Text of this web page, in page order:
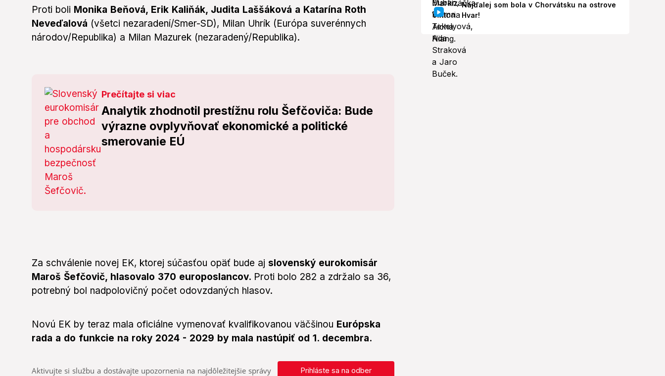
Proti boli Monika Beňová, Erik Kaliňák, Judita Laššáková a Katarína Roth
Neveďalová (všetci nezaradení/Smer-SD), Milan Uhrík (Európa suverénnych
národov/Republika) a Milan Mazurek (nezaradený/Republika).
Prečítajte si viac
Analytik zhodnotil prestížnu rolu Šefčoviča: Bude
výrazne ovplyvňovať ekonomické a politické
smerovanie EÚ
Za schválenie novej EK, ktorej súčasťou opäť bude aj slovenský eurokomisár
Maroš Šefčovič, hlasovalo 370 europoslancov. Proti bolo 282 a zdržalo sa 36,
potrebný bol nadpolovičný počet odovzdaných hlasov.
Novú EK by teraz mala oficiálne vymenovať kvalifikovanou väčšinou Európska
rada a do funkcie na roky 2024 - 2029 by mala nastúpiť od 1. decembra.
Aktivujte si službu a dostávajte upozornenia na najdôležitejšie správy
Prihláste sa na odber
Najďalej som bola v Chorvátsku na ostrove
Hvar!